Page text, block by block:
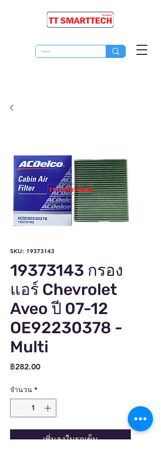
SKU: 19373143
19373143 กรอง
แอร์ Chevrolet
Aveo ปี 07-12
OE92230378 -
Multi
฿282.00ราคา
จำนวน *
เพิ่มลงในรถเข็น